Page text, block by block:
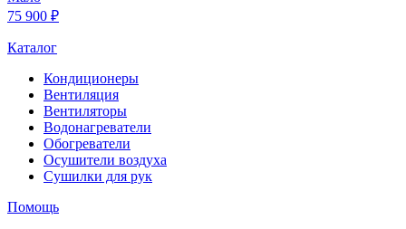
75 900 ₽
Каталог
Кондиционеры
Вентиляция
Вентиляторы
Водонагреватели
Обогреватели
Осушители воздуха
Сушилки для рук
Помощь